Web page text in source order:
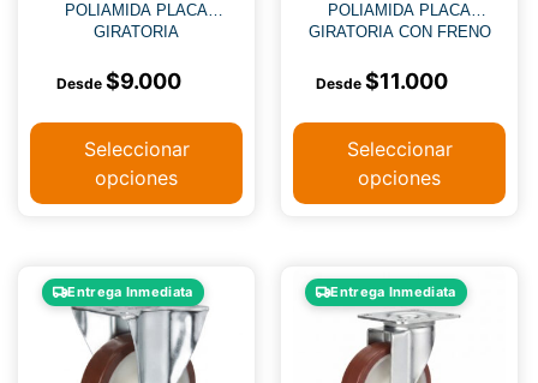
POLIAMIDA PLACA
GIRATORIA
$9.000
Seleccionar
opciones
POLIAMIDA PLACA
GIRATORIA CON FRENO
$11.000
Seleccionar
opciones
Entrega Inmediata Entrega Inmediata